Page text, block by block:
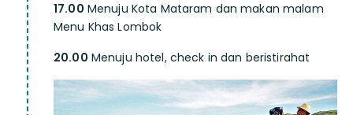
17.00 Menuju Kota Mataram dan makan malam
Menu Khas Lombok
20.00 Menuju hotel, check in dan beristirahat